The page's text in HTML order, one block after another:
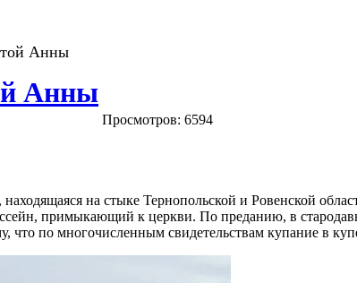
Анны
Анны
Просмотров: 6594
на стыке Тернопольской и Ровенской
примыкающий к церкви. По преданию, в
по многочисленным свидетельствам купание в